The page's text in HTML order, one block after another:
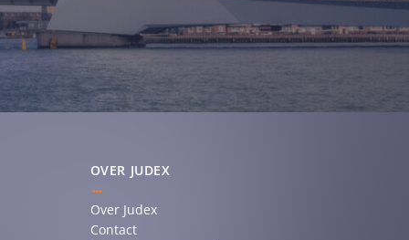
OVER JUDEX
Over Judex
Contact